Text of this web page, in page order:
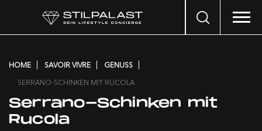
Search
HOME SAVOIR VIVRE
GENUSS
SERRANO-SCHINKEN MIT RUCOLA
Serrano-Schinken mit
Rucola